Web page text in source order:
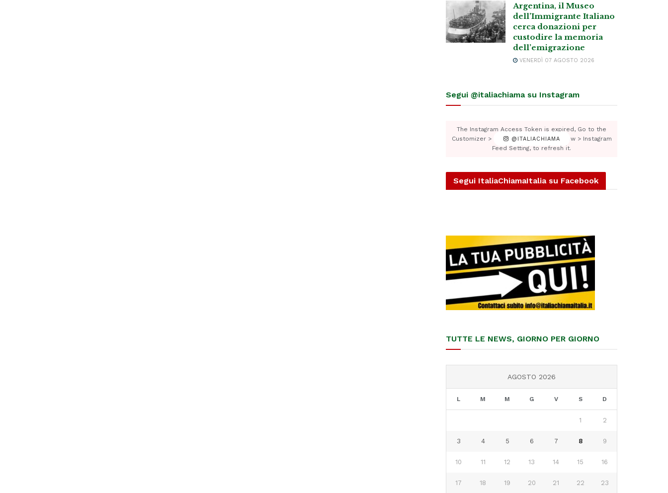
Argentina, il Museo
dell’Immigrante Italiano
cerca donazioni per
custodire la memoria
dell’emigrazione
VENERDÌ 07 AGOSTO 2026
Segui @italiachiama su Instagram
@ITALIACHIAMA
The Instagram Access Token is expired, Go to the
Customizer > JNews : Social, Like & View > Instagram
Feed Setting, to refresh it.
Segui ItaliaChiamaItalia su Facebook
TUTTE LE NEWS, GIORNO PER GIORNO
AGOSTO 2026
L M M G V S D
1 2
3 4 5 6 7 8 9
10 11 12 13 14 15 16
17 18 19 20 21 22 23